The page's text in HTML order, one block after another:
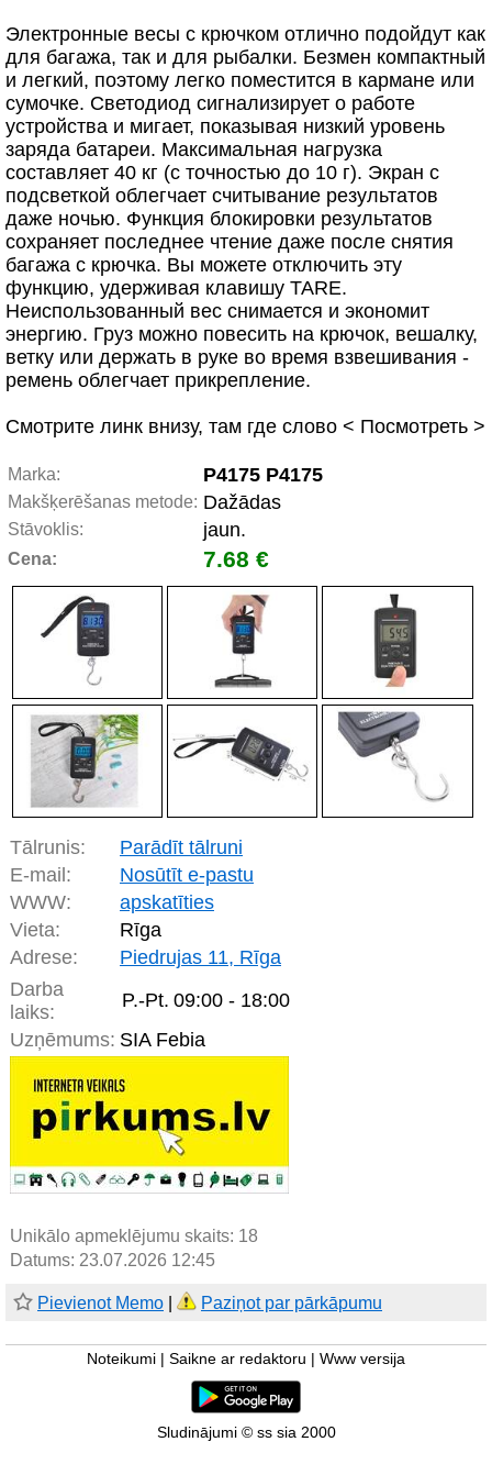
Электронные весы с крючком отлично подойдут как
для багажа, так и для рыбалки. Безмен компактный
и легкий, поэтому легко поместится в кармане или
сумочке. Светодиод сигнализирует о работе
устройства и мигает, показывая низкий уровень
заряда батареи. Максимальная нагрузка
составляет 40 кг (с точностью до 10 г). Экран с
подсветкой облегчает считывание результатов
даже ночью. Функция блокировки результатов
сохраняет последнее чтение даже после снятия
багажа с крючка. Вы можете отключить эту
функцию, удерживая клавишу TARE.
Неиспользованный вес снимается и экономит
энергию. Груз можно повесить на крючок, вешалку,
ветку или держать в руке во время взвешивания -
ремень облегчает прикрепление.
Смотрите линк внизу, там где слово < Посмотреть >
Marka: P4175 P4175
Makšķerēšanas metode: Dažādas
Stāvoklis: jaun.
Cena: 7.68 €
Tālrunis:
Parādīt tālruni
E-mail:
Nosūtīt e-pastu
WWW:
apskatīties
Vieta:
Rīga
Adrese:
Piedrujas 11, Rīga
Darba
laiks:
P.-Pt. 09:00 - 18:00
Uzņēmums: SIA Febia
Unikālo apmeklējumu skaits: 18
Datums: 23.07.2026 12:45
Pievienot Memo Paziņot par pārkāpumu
Noteikumi Saikne ar redaktoru Www versija
Sludinājumi © ss sia 2000